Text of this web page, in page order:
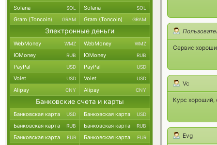
Сервис
Vc
Курс хороший,
Evg
Solana SOL Solana SOL
Gram (Toncoin) GRAM Gram (Toncoin) GRAM
Электронные деньги
WebMoney WMZ WebMoney WMZ
ЮMoney RUB ЮMoney RUB
PayPal USD PayPal USD
Volet USD Volet USD
Alipay CNY Alipay CNY
Банковские счета и карты
Банковская карта USD Банковская карта USD
Банковская карта RUB Банковская карта RUB
Банковская карта EUR Банковская карта EUR